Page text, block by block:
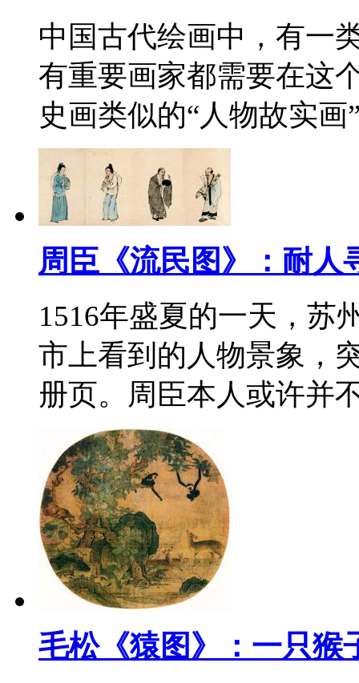
中国古代绘画中，有一
有重要画家都需要在这
史画类似的“人物故实
周臣《流民图》：耐人
1516年盛夏的一天，苏
市上看到的人物景象，
册页。周臣本人或许
毛松《猿图》：一只猴